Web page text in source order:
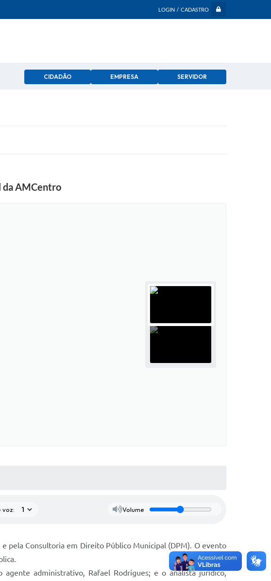
LOGIN / CADASTRO
CIDADÃO EMPRESA SERVIDOR
da AMCentro
voz: Volume
pela Consultoria em Direito Público Municipal (DPM). O evento
agente administrativo, Rafael Rodrigues; e o analista jurídico,